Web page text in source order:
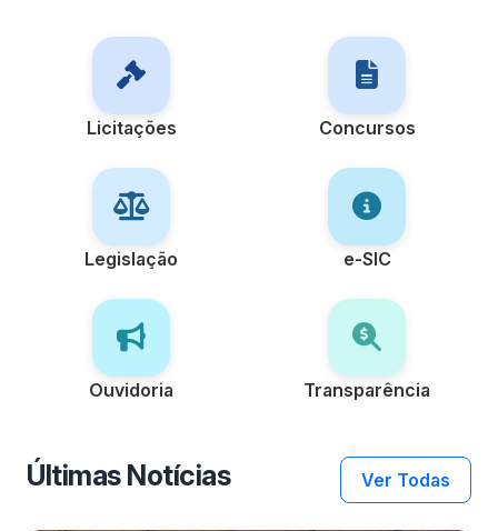
Licitações Concursos
Legislação e-SIC
Ouvidoria Transparência
Últimas Notícias Ver Todas